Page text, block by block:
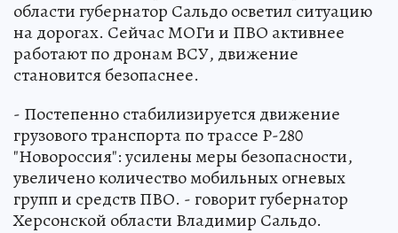
области губернатор Сальдо осветил ситуацию
на дорогах. Сейчас МОГи и ПВО активнее
работают по дронам ВСУ, движение
становится безопаснее.
- Постепенно стабилизируется движение
грузового транспорта по трассе Р-280
"Новороссия": усилены меры безопасности,
увеличено количество мобильных огневых
групп и средств ПВО. - говорит губернатор
Херсонской области Владимир Сальдо.